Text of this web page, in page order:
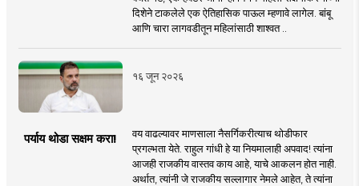
दिशेने टाकलेले एक ऐतिहासिक पाऊल म्हणावे लागेल. बांबू
आणि चारा लागवडीतून महिलांसाठी शाश्वत ..
१६ जून २०२६
पर्याय थोडा सक्षम करा!
वय वाढल्यावर माणसाला नैसर्गिकरीत्याच थोडीफार
प्रगल्भता येते. राहुल गांधी हे या नियमालाही अपवाद! त्यांना
आजही राजकीय वास्तव काय आहे, याचे आकलन होत नाही.
अर्थात, त्यांनी जे राजकीय सल्लागार नेमले आहेत, ते त्यांना